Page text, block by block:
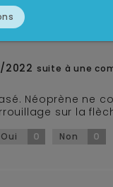
Oui
suite à une
Néoprène ne
sur la
Oui 0 Non 0